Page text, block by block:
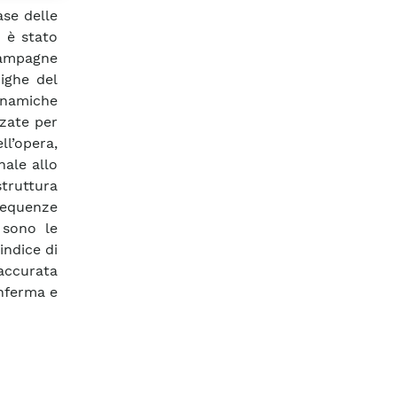
delle
è stato
del
per
allo
le
di
e